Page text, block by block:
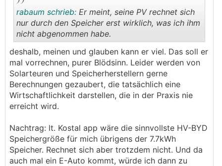
..
rabaum schrieb: Er meint, seine PV rechnet sich
nur durch den Speicher erst wirklich, was ich ihm
nicht abgenommen habe.
deshalb, meinen und glauben kann er viel. Das soll er
mal vorrechnen, purer Blödsinn. Leider werden von
Solarteuren und Speicherherstellern gerne
Berechnungen gezaubert, die tatsächlich eine
Wirtschaftlichkeit darstellen, die in der Praxis nie
erreicht wird.
Nachtrag: lt. Kostal app wäre die sinnvollste HV-BYD
Speichergröße für mich übrigens der 7.7kWh
Speicher. Rechnet sich aber trotzdem nicht. Und da
auch mal ein E-Auto kommt, würde ich dann zu